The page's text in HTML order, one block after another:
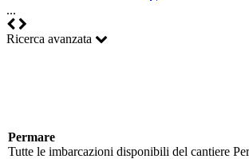
...
Ricerca avanzata
Permare
Tutte le imbarcazioni disponibili del cantiere